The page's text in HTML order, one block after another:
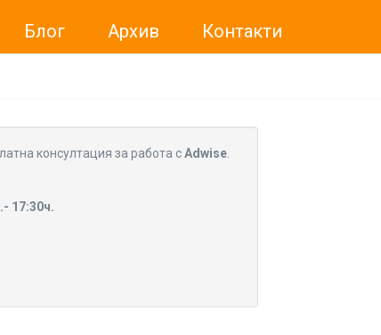
Блог Архив Контакти
бихме искали да Ви уведомим, че „Нет Инфо“ ЕАД (
За повече информация, натиснете
консултация за работа сAdwise.
17:30ч.